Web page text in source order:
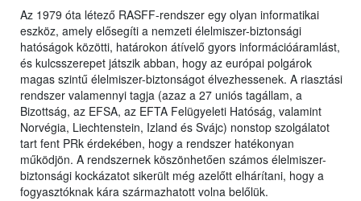
Az 1979 óta létező RASFF-rendszer egy olyan informatikai
eszköz, amely elősegíti a nemzeti élelmiszer-biztonsági
hatóságok közötti, határokon átívelő gyors információáramlást,
és kulcsszerepet játszik abban, hogy az európai polgárok
magas szintű élelmiszer-biztonságot élvezhessenek. A riasztási
rendszer valamennyi tagja (azaz a 27 uniós tagállam, a
Bizottság, az EFSA, az EFTA Felügyeleti Hatóság, valamint
Norvégia, Liechtenstein, Izland és Svájc) nonstop szolgálatot
tart fent PRk érdekében, hogy a rendszer hatékonyan
működjön. A rendszernek köszönhetően számos élelmiszer-
biztonsági kockázatot sikerült még azelőtt elhárítani, hogy a
fogyasztóknak kára származhatott volna belőlük.